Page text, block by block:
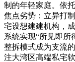
制的年轻家庭。依
焦点劣势：立异打
宅设想建建机构，
系统实现“所见即所
整拆模式成为支流
注大湾区高端私宅